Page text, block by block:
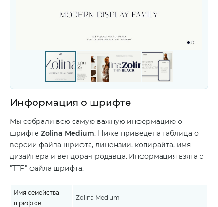
Информация о шрифте
Мы собрали всю самую важную информацию о
шрифте Zolina Medium. Ниже приведена таблица о
версии файла шрифта, лицензии, копирайта, имя
дизайнера и вендора-продавца. Информация взята с
"TTF" файла шрифта.
Имя семейства
шрифтов
Zolina Medium